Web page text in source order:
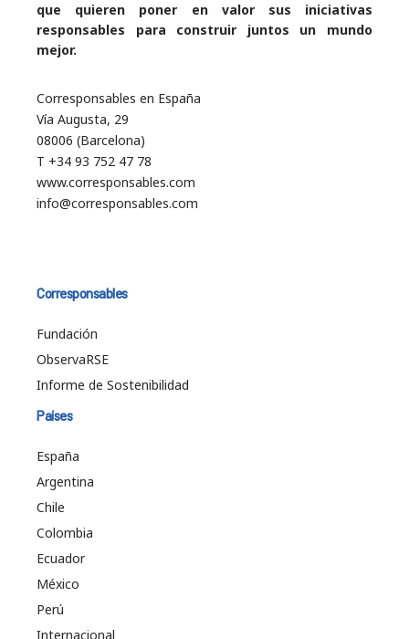
que quieren poner en valor sus iniciativas
responsables para construir juntos un mundo
mejor.
Corresponsables en España
Vía Augusta, 29
08006 (Barcelona)
T +34 93 752 47 78
www.corresponsables.com
info@corresponsables.com
Corresponsables
Fundación
ObservaRSE
Informe de Sostenibilidad
Países
España
Argentina
Chile
Colombia
Ecuador
México
Perú
Internacional